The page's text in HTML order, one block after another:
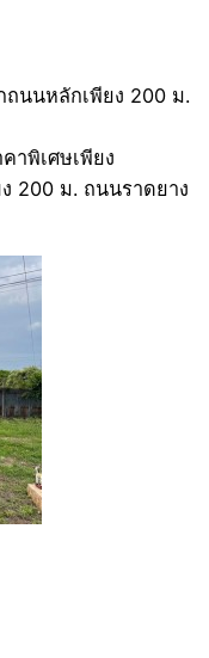
ถนนหลักเพียง 200 ม.
าพิเศษเพียง
200 ม. ถนนราดยาง